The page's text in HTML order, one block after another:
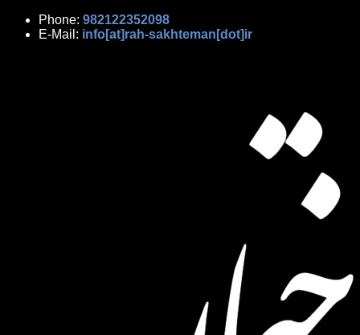
Phone: 982122352098
E-Mail: info[at]rah-sakhteman[dot]ir